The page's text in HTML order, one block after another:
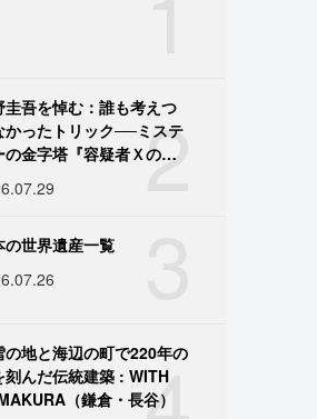
2
圭吾を悼む：誰も考えつ
かったトリック──ミステ
の金字塔『容疑者Ｘの献
の世界遺産一覧
の地と海辺の町で220年の
刻んだ伝統建築 : WITH
（鎌倉・長谷）